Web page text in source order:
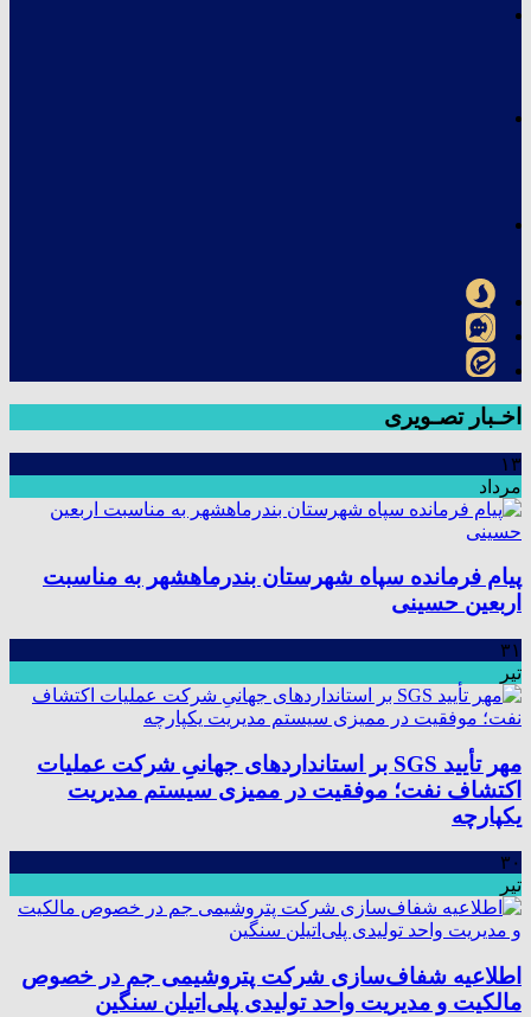
اخـبار تصـویری
۱۳
مرداد
پیام فرمانده سپاه شهرستان بندرماهشهر به مناسبت
اربعین حسینی
۳۱
تیر
مهر تأیید SGS بر استانداردهای جهانیِ شرکت عملیات
اکتشاف نفت؛ موفقیت در ممیزی سیستم مدیریت
یکپارچه
۳۰
تیر
اطلاعیه شفاف‌سازی شرکت پتروشیمی جم در خصوص
مالکیت و مدیریت واحد تولیدی پلی‌اتیلن سنگین